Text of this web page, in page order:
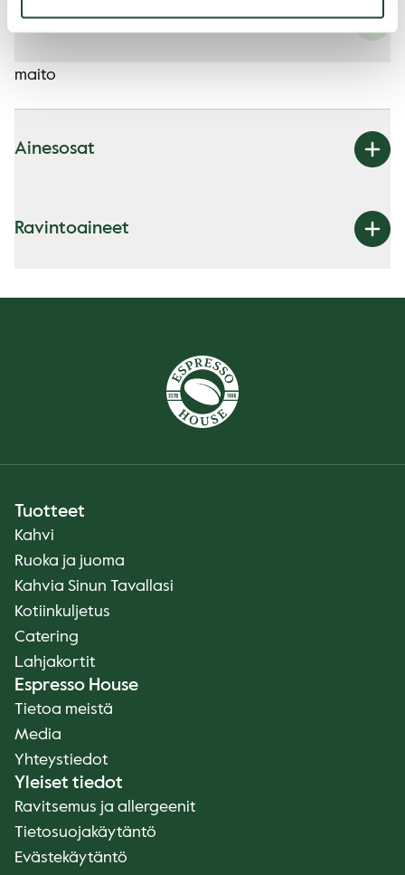
Allergeenit
maito
Ainesosat
Ravintoaineet
Tuotteet
Kahvi
Ruoka ja juoma
Kahvia Sinun Tavallasi
Kotiinkuljetus
Catering
Lahjakortit
Espresso House
Tietoa meistä
Media
Yhteystiedot
Yleiset tiedot
Ravitsemus ja allergeenit
Tietosuojakäytäntö
Evästekäytäntö